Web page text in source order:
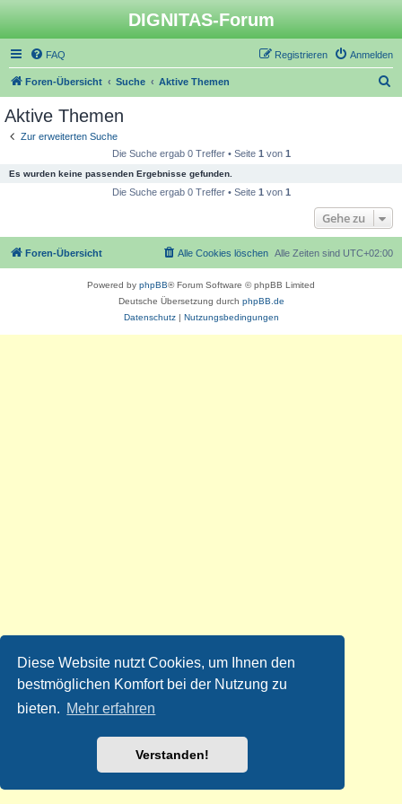
Diese Website nutzt Cookies, um Ihnen den
bestmöglichen Komfort bei der Nutzung zu
bieten. Mehr erfahren
Verstanden!
DIGNITAS-Forum
FAQ Anmelden
Registrieren
Foren-Übersicht Suche Aktive Themen
Aktive Themen
Zur erweiterten Suche
Die Suche ergab 0 Treffer • Seite 1 von 1
Es wurden keine passenden Ergebnisse gefunden.
Die Suche ergab 0 Treffer • Seite 1 von 1
Gehe zu
Foren-Übersicht Alle Zeiten sind UTC+02:00
Alle Cookies löschen
Powered by phpBB® Forum Software © phpBB Limited
Deutsche Übersetzung durch phpBB.de
Datenschutz| Nutzungsbedingungen